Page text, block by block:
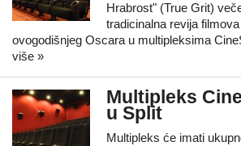
Hrabrost" (True Grit)
tradicinalna revija
ovogodišnjeg Oscara u multipleksima
više »
Multipleks
u Split
Multipleks će imati